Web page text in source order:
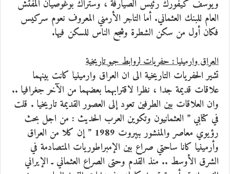
ويوسف كيفورك رئيس الصيارفة ، وستراك بوغوصيان المفتش
العام للبنك العثماني. أما التاجر الأرمني المعروف نعوم سركيس
فكان أول من سكن الشطرة وشجع الناس للسكن فيها.
العراق وارمينيا : حفريات لروابط جيو تاريخية
تشير الحفريات التاريخية الى ان العراق وارمينيا كانت بينهما
علاقات قديمة جدا ، نظرا لاقترابهما بعضهما من الآخر جغرافيا ..
وان العلاقات بين الطرفين تعود إلى العصور القديمة تاريخيا . قلت
في كتابي ” العثمانيون وتكوين العرب الحديث : من اجل بحث
رؤيوي معاصر والمنشور ببيروت 1989 ” إن كلا من العراق
وأرمينيا كانا ساحتي صراع بين الإمبراطوريات المتصادمة في
الشرق الأوسط .. منذ القدم وحتى الصراع العثماني ـ الإيراني